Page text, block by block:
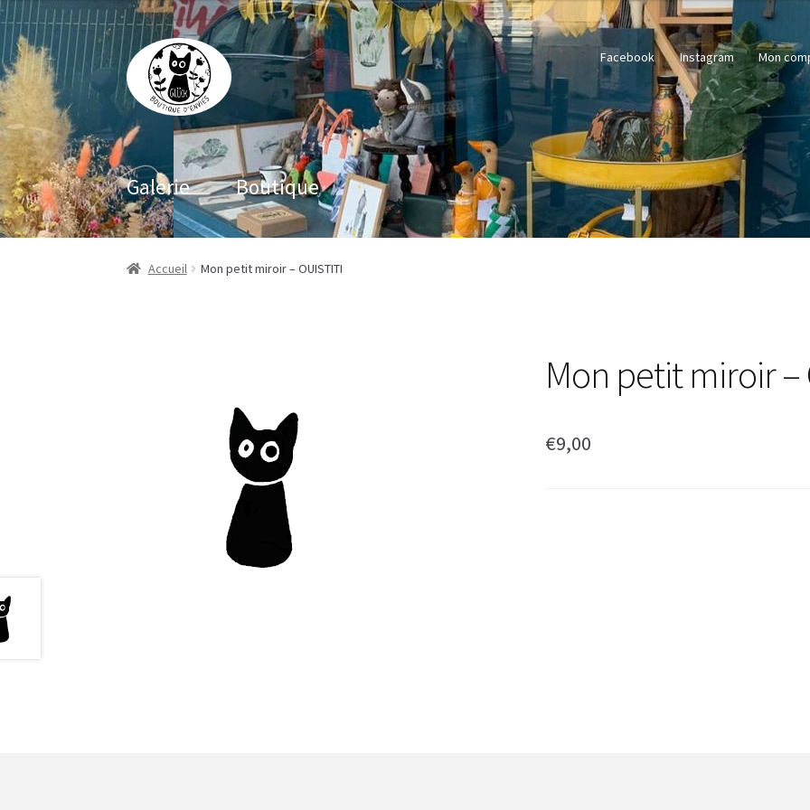
Aller
à
la
navigation
Aller
au
contenu
Facebook Instagram Mon
Galerie Boutique
Accueil Mon petit miroir – OUISTITI
Mon petit miroir –
€9,00